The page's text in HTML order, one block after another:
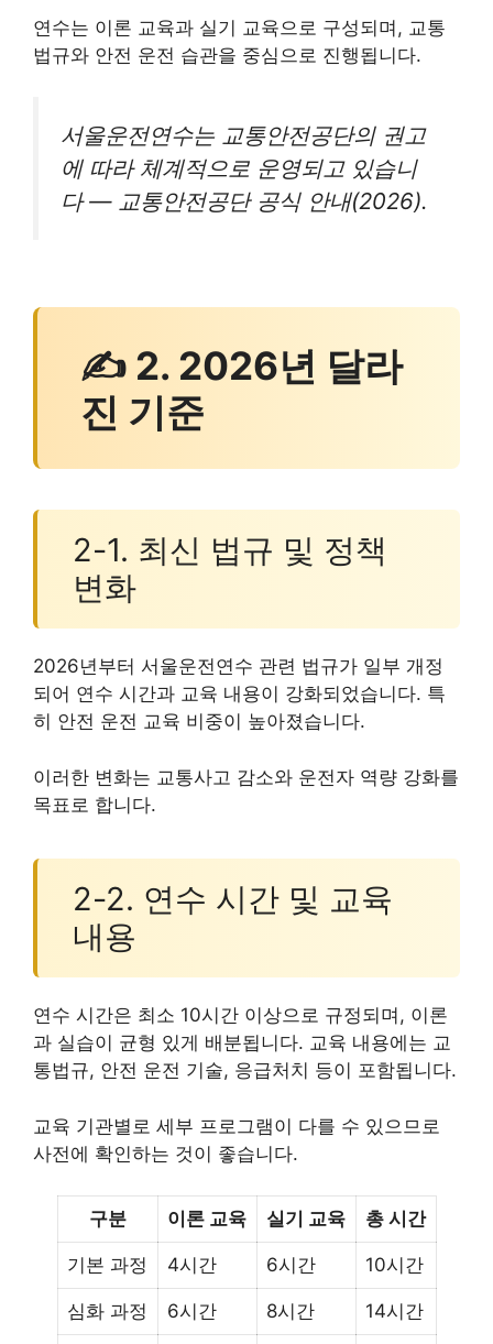
연수는 이론 교육과 실기 교육으로 구성되며, 교통
법규와 안전 운전 습관을 중심으로 진행됩니다.
서울운전연수는 교통안전공단의 권고
에 따라 체계적으로 운영되고 있습니
다 — 교통안전공단 공식 안내(2026).
✍ 2. 2026년 달라
진 기준
2-1. 최신 법규 및 정책
변화
2026년부터 서울운전연수 관련 법규가 일부 개정
되어 연수 시간과 교육 내용이 강화되었습니다. 특
히 안전 운전 교육 비중이 높아졌습니다.
이러한 변화는 교통사고 감소와 운전자 역량 강화를
목표로 합니다.
2-2. 연수 시간 및 교육
내용
연수 시간은 최소 10시간 이상으로 규정되며, 이론
과 실습이 균형 있게 배분됩니다. 교육 내용에는 교
통법규, 안전 운전 기술, 응급처치 등이 포함됩니다.
교육 기관별로 세부 프로그램이 다를 수 있으므로
사전에 확인하는 것이 좋습니다.
구분 이론 교육 실기 교육 총 시간
기본 과정 4시간 6시간 10시간
심화 과정 6시간 8시간 14시간